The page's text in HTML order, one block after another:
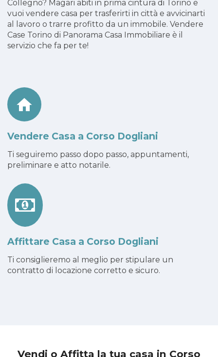
Collegno? Magari abiti in prima cintura di Torino e
vuoi vendere casa per trasferirti in città e avvicinarti
al lavoro o trarre profitto da un immobile. Vendere
Case Torino di Panorama Casa Immobiliare è il
servizio che fa per te!
Vendere Casa a Corso Dogliani
Ti seguiremo passo dopo passo, appuntamenti,
preliminare e atto notarile.
Affittare Casa a Corso Dogliani
Ti consiglieremo al meglio per stipulare un
contratto di locazione corretto e sicuro.
Vendi o Affitta la tua casa in Corso